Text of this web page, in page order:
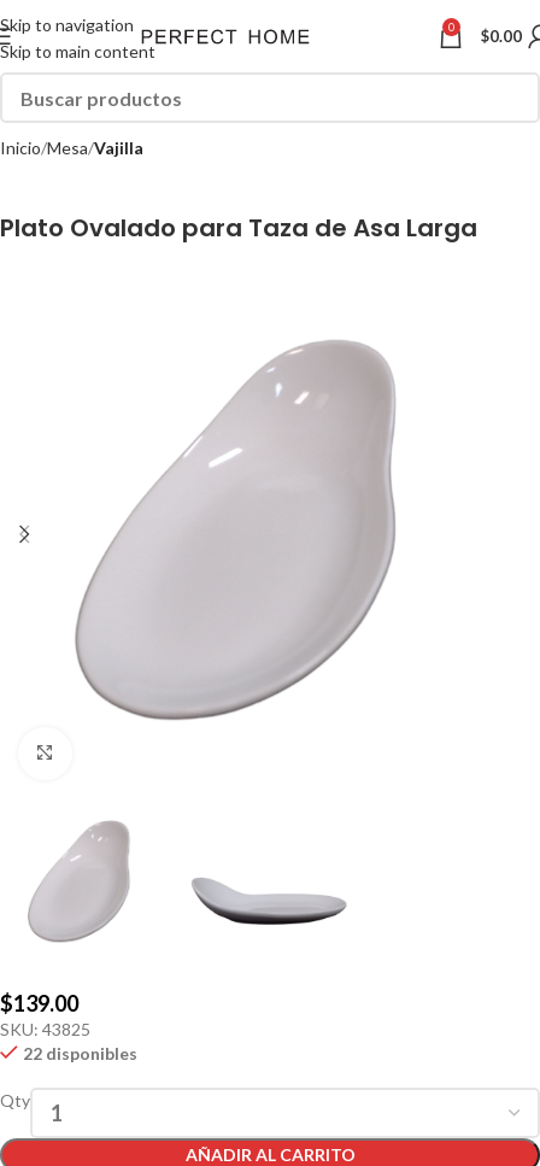
Skip to navigation
Skip to main content
0 $0.00
Inicio Mesa Vajilla
Plato Ovalado para Taza de Asa Larga
$139.00
SKU: 43825
22 disponibles
Qty
AÑADIR AL CARRITO